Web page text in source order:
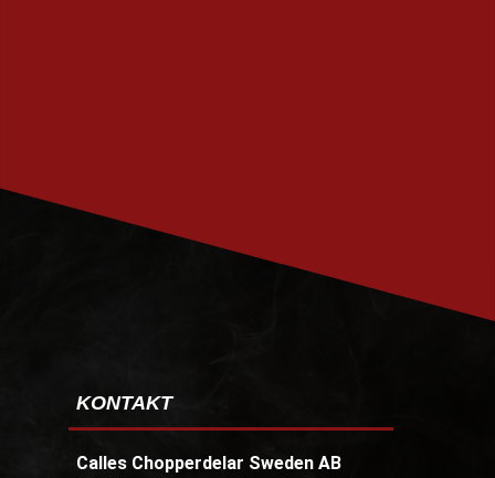
KONTAKT
Calles Chopperdelar Sweden AB